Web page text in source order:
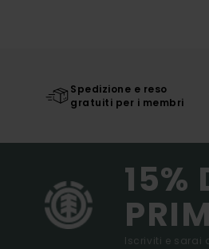
Spedizione e reso
gratuiti per i membri
15%
Iscriviti e sarai